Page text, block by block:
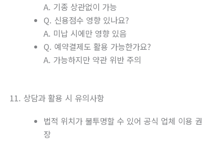
A. 기종 상관없이 가능
Q. 신용점수 영향 있나요?
A. 미납 시에만 영향 있음
Q. 예약결제도 활용 가능한가요?
A. 가능하지만 약관 위반 주의
11. 상담과 활용 시 유의사항
법적 위치가 불투명할 수 있어 공식 업체 이용 권
장